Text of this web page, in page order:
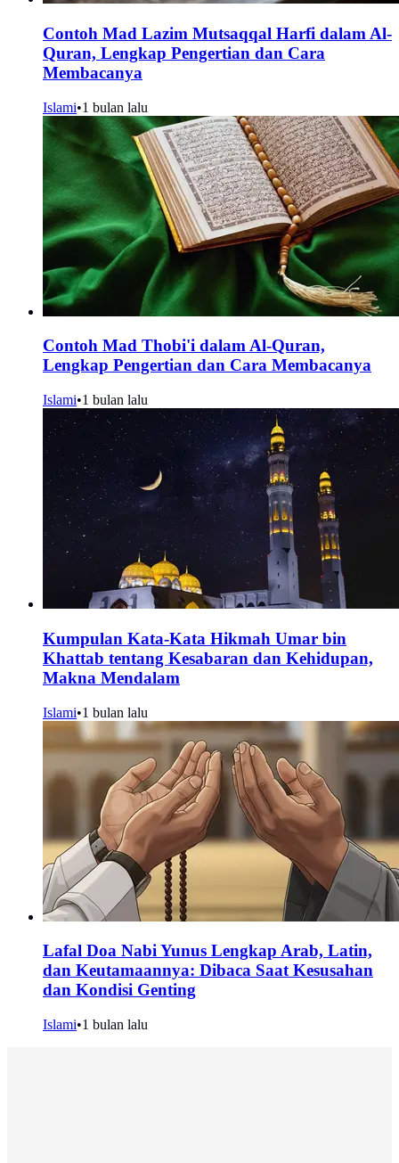
Contoh Mad Lazim Mutsaqqal Harfi dalam Al-
Quran, Lengkap Pengertian dan Cara
Membacanya
Islami•1 bulan lalu
Contoh Mad Thobi'i dalam Al-Quran,
Lengkap Pengertian dan Cara Membacanya
Islami•1 bulan lalu
Kumpulan Kata-Kata Hikmah Umar bin
Khattab tentang Kesabaran dan Kehidupan,
Makna Mendalam
Islami•1 bulan lalu
Lafal Doa Nabi Yunus Lengkap Arab, Latin,
dan Keutamaannya: Dibaca Saat Kesusahan
dan Kondisi Genting
Islami•1 bulan lalu